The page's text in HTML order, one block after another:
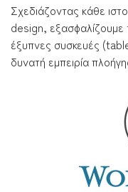
Σχεδιάζοντας κάθε
design, εξασφαλίζουμε
έξυπνες συσκευές
δυνατή εμπειρία